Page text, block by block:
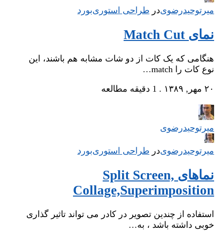
میر‌توحیدرضویدر طراحی استوری‌بورد
نمای Match Cut
هنگامی که یک کات از دو شات مشابه هم باشند، این
نوع کات را match…
۲۰ مهر, ۱۳۸۹
. 1 دقیقه مطالعه
میر‌توحیدرضوی
میر‌توحیدرضویدر طراحی استوری‌بورد
نماهای Split Screen,
Collage,Superimposition
استفاده از چندین تصویر در کادر می تواند تاثیر گذاری
خوبی داشته باشد ، به…